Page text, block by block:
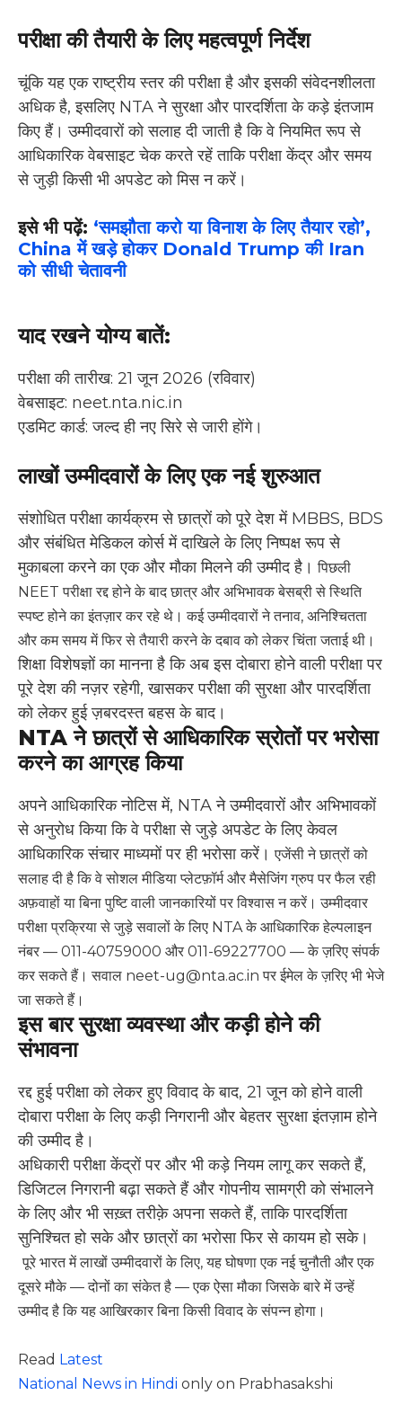
परीक्षा की तैयारी के लिए महत्वपूर्ण निर्देश
चूंकि यह एक राष्ट्रीय स्तर की परीक्षा है और इसकी संवेदनशीलता
अधिक है, इसलिए NTA ने सुरक्षा और पारदर्शिता के कड़े इंतजाम
किए हैं। उम्मीदवारों को सलाह दी जाती है कि वे नियमित रूप से
आधिकारिक वेबसाइट चेक करते रहें ताकि परीक्षा केंद्र और समय
से जुड़ी किसी भी अपडेट को मिस न करें।
इसे भी पढ़ें: ‘समझौता करो या विनाश के लिए तैयार रहो’,
China में खड़े होकर Donald Trump की Iran
को सीधी चेतावनी
याद रखने योग्य बातें:
परीक्षा की तारीख: 21 जून 2026 (रविवार)
वेबसाइट: neet.nta.nic.in
एडमिट कार्ड: जल्द ही नए सिरे से जारी होंगे।
लाखों उम्मीदवारों के लिए एक नई शुरुआत
संशोधित परीक्षा कार्यक्रम से छात्रों को पूरे देश में MBBS, BDS
और संबंधित मेडिकल कोर्स में दाखिले के लिए निष्पक्ष रूप से
मुकाबला करने का एक और मौका मिलने की उम्मीद है।पिछली
NEET परीक्षा रद्द होने के बाद छात्र और अभिभावक बेसब्री से स्थिति
स्पष्ट होने का इंतज़ार कर रहे थे। कई उम्मीदवारों ने तनाव, अनिश्चितता
और कम समय में फिर से तैयारी करने के दबाव को लेकर चिंता जताई थी।
शिक्षा विशेषज्ञों का मानना ​​है कि अब इस दोबारा होने वाली परीक्षा पर
पूरे देश की नज़र रहेगी, खासकर परीक्षा की सुरक्षा और पारदर्शिता
को लेकर हुई ज़बरदस्त बहस के बाद।
NTA ने छात्रों से आधिकारिक स्रोतों पर भरोसा
करने का आग्रह किया
अपने आधिकारिक नोटिस में, NTA ने उम्मीदवारों और अभिभावकों
से अनुरोध किया कि वे परीक्षा से जुड़े अपडेट के लिए केवल
आधिकारिक संचार माध्यमों पर ही भरोसा करें।एजेंसी ने छात्रों को
सलाह दी है कि वे सोशल मीडिया प्लेटफ़ॉर्म और मैसेजिंग ग्रुप पर फैल रही
अफ़वाहों या बिना पुष्टि वाली जानकारियों पर विश्वास न करें।उम्मीदवार
परीक्षा प्रक्रिया से जुड़े सवालों के लिए NTA के आधिकारिक हेल्पलाइन
नंबर — 011-40759000 और 011-69227700 — के ज़रिए संपर्क
कर सकते हैं। सवाल neet-ug@nta.ac.in पर ईमेल के ज़रिए भी भेजे
जा सकते हैं।
इस बार सुरक्षा व्यवस्था और कड़ी होने की
संभावना
रद्द हुई परीक्षा को लेकर हुए विवाद के बाद, 21 जून को होने वाली
दोबारा परीक्षा के लिए कड़ी निगरानी और बेहतर सुरक्षा इंतज़ाम होने
की उम्मीद है।
अधिकारी परीक्षा केंद्रों पर और भी कड़े नियम लागू कर सकते हैं,
डिजिटल निगरानी बढ़ा सकते हैं और गोपनीय सामग्री को संभालने
के लिए और भी सख़्त तरीक़े अपना सकते हैं, ताकि पारदर्शिता
सुनिश्चित हो सके और छात्रों का भरोसा फिर से कायम हो सके।
पूरे भारत में लाखों उम्मीदवारों के लिए, यह घोषणा एक नई चुनौती और एक
दूसरे मौके — दोनों का संकेत है — एक ऐसा मौका जिसके बारे में उन्हें
उम्मीद है कि यह आखिरकार बिना किसी विवाद के संपन्न होगा।
Read Latest
National News in Hindi only on Prabhasakshi